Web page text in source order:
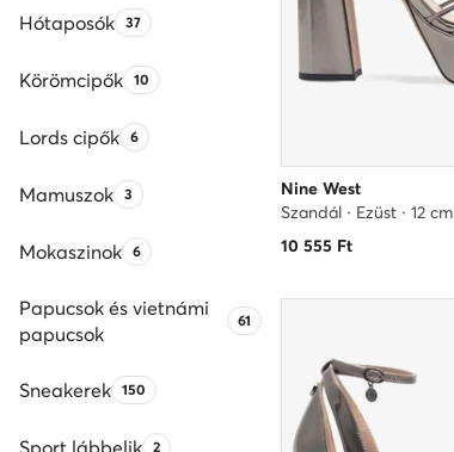
HótaposókTermékek száma:
37
KörömcipőkTermékek száma:
10
Lords cipőkTermékek száma:
6
MamuszokTermékek száma:
3
MokaszinokTermékek száma:
6
Papucsok és vietnámi
papucsok
Termékek száma:
61
SneakerekTermékek száma:
150
Sport lábbelikTermékek száma:
2
Nine West
Szandál · Ezüst · 12 cm
10 555 Ft